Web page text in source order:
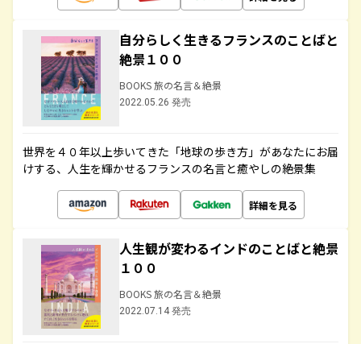
自分らしく生きるフランスのことばと
絶景１００
BOOKS 旅の名言＆絶景
2022.05.26 発売
世界を４０年以上歩いてきた「地球の歩き方」があなたにお届
けする、人生を輝かせるフランスの名言と癒やしの絶景集
詳細を見る
人生観が変わるインドのことばと絶景
１００
BOOKS 旅の名言＆絶景
2022.07.14 発売